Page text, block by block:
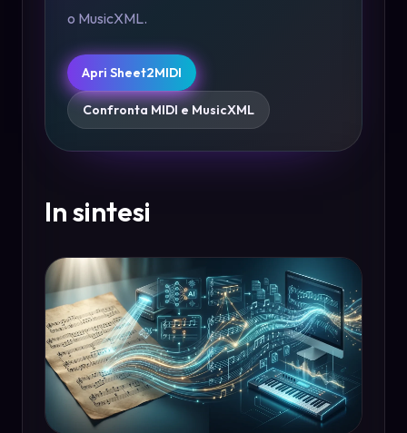
o MusicXML.
Apri Sheet2MIDI
Confronta MIDI e MusicXML
In sintesi